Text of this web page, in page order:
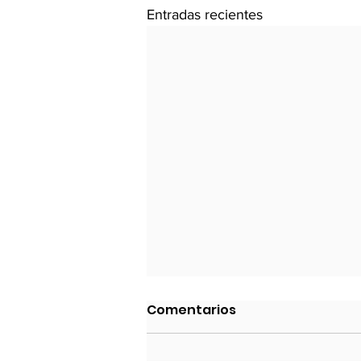
Entradas recientes
2014: Situación
Económica General
Comentarios